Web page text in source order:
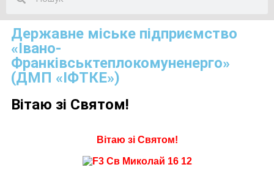
Державне міське підприємство
«Івано-
Франківськтеплокомуненерго»
(ДМП «ІФТКЕ»)
Вітаю зі Святом!
Вітаю зі Святом!